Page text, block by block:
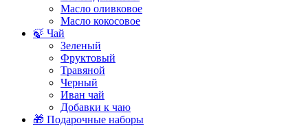
Масло оливковое
Масло кокосовое
🍃 Чай
Зеленый
Фруктовый
Травяной
Черный
Иван чай
Добавки к чаю
🎁 Подарочные наборы